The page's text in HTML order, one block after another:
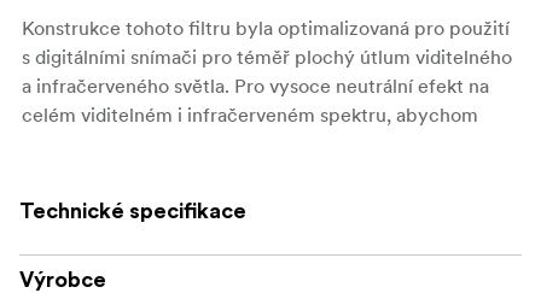
Konstrukce tohoto filtru byla optimalizovaná pro použití
s digitálními snímači pro téměř plochý útlum viditelného
a infračerveného světla. Pro vysoce neutrální efekt na
celém viditelném i infračerveném spektru, abychom
filtru se aplikuje vrstva speciálního nano povlaku na obě
NiSi Nano svislý pozvolný přechodový IRND filtr je
Technické specifikace
Výrobce